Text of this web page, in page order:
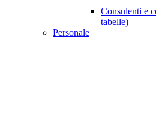
Consulenti e
tabelle)
Personale